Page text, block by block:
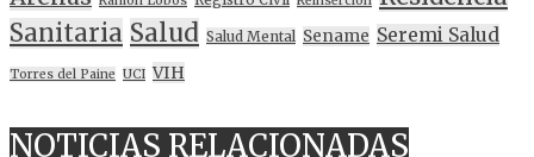
Sanitaria Salud Salud Mental Sename Seremi Salud
Torres del Paine UCI VIH
NOTICIAS RELACIONADAS